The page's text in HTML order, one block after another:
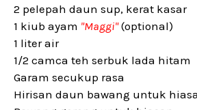
2 pelepah daun sup, kerat kasar
1 kiub ayam "Maggi"(optional)
1 liter air
1/2 camca teh serbuk lada hitam
Garam secukup rasa
Hirisan daun bawang untuk hiasa